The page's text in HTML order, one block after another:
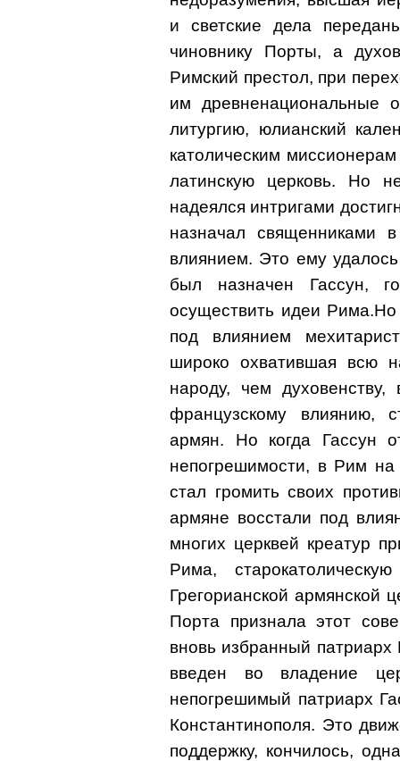
и светские дела
чиновнику Порты, а
Римский престол, при
им древненациональные
литургию, юлианский
католическим
латинскую церковь. Но
надеялся интригами
назначал священниками
влиянием. Это ему
был назначен Гассун,
осуществить идеи Рима.Но
под влиянием
широко охватившая всю
народу, чем
французскому влиянию,
армян. Но когда Гассун
непогрешимости, в Рим
стал громить своих
армяне восстали под
многих церквей креатур
Рима,
Грегорианской армянской
Порта признала этот
вновь избранный
введен во владение
непогрешимый патриарх
Константинополя. Это
поддержку, кончилось,